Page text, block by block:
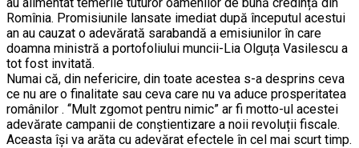
Romînia. Promisiunile lansate imediat după începutul acestui
an au cauzat o adevărată sarabandă a emisiunilor în care
doamna ministră a portofoliului muncii-Lia Olguța Vasilescu a
tot fost invitată.
Numai că, din nefericire, din toate acestea s-a desprins ceva
ce nu are o finalitate sau ceva care nu va aduce prosperitatea
românilor . ‘‘Mult zgomot pentru nimic” ar fi motto-ul acestei
adevărate campanii de conștientizare a noii revoluții fiscale.
Aceasta își va arăta cu adevărat efectele în cel mai scurt timp.